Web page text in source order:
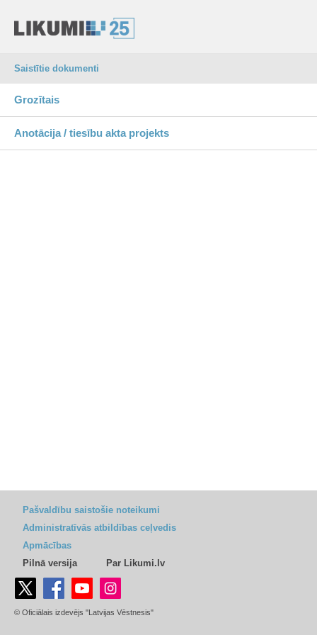
Saistītie dokumenti
Grozītais
Anotācija / tiesību akta projekts
Pašvaldību saistošie noteikumi
Administratīvās atbildības ceļvedis
Apmācības
Pilnā versija
Par Likumi.lv
© Oficiālais izdevējs "Latvijas Vēstnesis"